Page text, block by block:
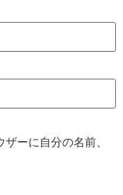
ーに自分の名前、